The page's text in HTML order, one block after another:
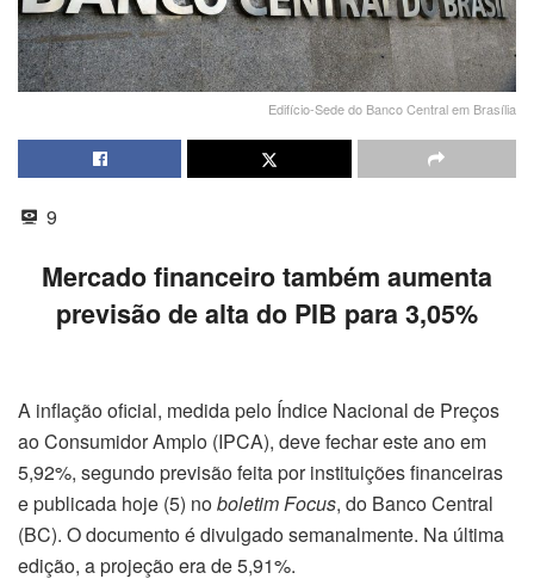
Edifício-Sede do Banco Central em Brasília
9
Mercado financeiro também aumenta
previsão de alta do PIB para 3,05%
A inflação oficial, medida pelo Índice Nacional de Preços
ao Consumidor Amplo (IPCA), deve fechar este ano em
5,92%, segundo previsão feita por instituições financeiras
e publicada hoje (5) noboletim Focus, do Banco Central
(BC). O documento é divulgado semanalmente. Na última
edição, a projeção era de 5,91%.